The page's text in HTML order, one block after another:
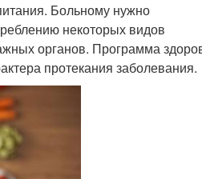
Больному нужно
некоторых видов
органов. Программа
протекания заболевания.